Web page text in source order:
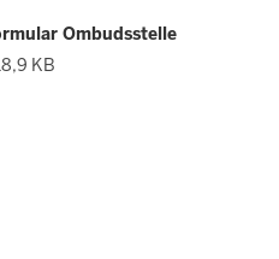
Ombudsstelle
KB